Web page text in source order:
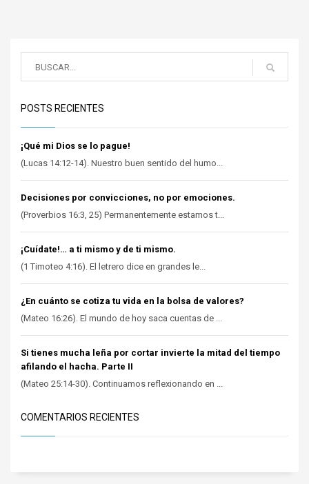
POSTS RECIENTES
¡Qué mi Dios se lo pague!
(Lucas 14:12-14). Nuestro buen sentido del humo...
Decisiones por convicciones, no por emociones.
(Proverbios 16:3, 25) Permanentemente estamos t...
¡Cuídate!… a ti mismo y de ti mismo.
(1 Timoteo 4:16). El letrero dice en grandes le...
¿En cuánto se cotiza tu vida en la bolsa de valores?
(Mateo 16:26). El mundo de hoy saca cuentas de ...
Si tienes mucha leña por cortar invierte la mitad del tiempo
afilando el hacha. Parte II
(Mateo 25:14-30). Continuamos reflexionando en ...
COMENTARIOS RECIENTES